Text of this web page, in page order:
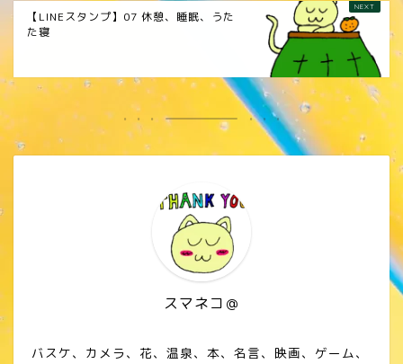
【LINEスタンプ】07 休憩、睡眠、うた
た寝
スマネコ＠
バスケ、カメラ、花、温泉、本、名言、映画、ゲーム、